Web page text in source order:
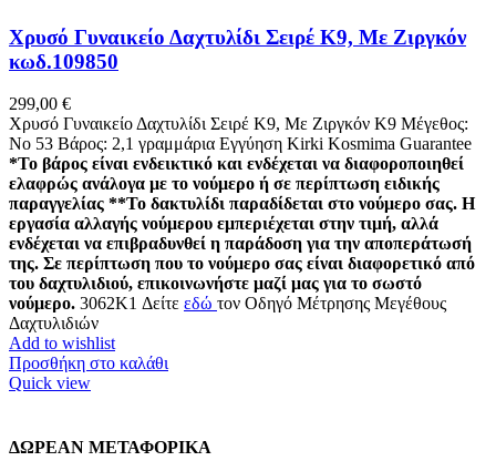
Χρυσό Γυναικείο Δαχτυλίδι Σειρέ Κ9, Με Ζιργκόν
κωδ.109850
299,00 €
Χρυσό Γυναικείο Δαχτυλίδι Σειρέ Κ9, Με Ζιργκόν K9 Μέγεθος:
Νο 53 Βάρος: 2,1 γραμμάρια Εγγύηση Kirki Kosmima Guarantee
*Το βάρος είναι ενδεικτικό και ενδέχεται να διαφοροποιηθεί
ελαφρώς ανάλογα με το νούμερο ή σε περίπτωση ειδικής
παραγγελίας **Το δακτυλίδι παραδίδεται στο νούμερο σας. Η
εργασία αλλαγής νούμερου εμπεριέχεται στην τιμή, αλλά
ενδέχεται να επιβραδυνθεί η παράδοση για την αποπεράτωσή
της. Σε περίπτωση που το νούμερο σας είναι διαφορετικό από
του δαχτυλιδιού, επικοινωνήστε μαζί μας για το σωστό
νούμερο. 3062K1 Δείτε εδώ τον Οδηγό Μέτρησης Μεγέθους
Δαχτυλιδιών
Add to wishlist
Προσθήκη στο καλάθι
Quick view
ΔΩΡΕΑΝ ΜΕΤΑΦΟΡΙΚΑ